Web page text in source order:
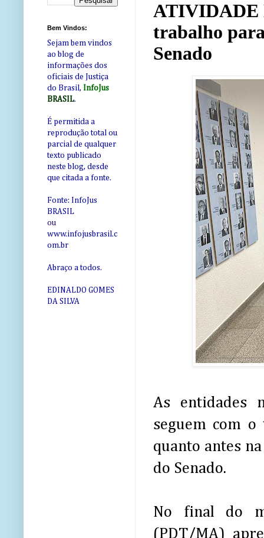
ATIVIDADE
trabalho
Senado
As entidades
seguem com
quanto antes
do Senado.
No final do
(PDT/MA)
Bem Vindos:
Sejam bem vindos
ao blog de
informações dos
oficiais de Justiça
do Brasil, InfoJus
BRASIL.
É permitida a
reprodução total ou
parcial de qualquer
texto publicado
neste blog, desde
que citada a fonte.
Fonte: InfoJus
BRASIL
ou
www.infojusbrasil.c
om.br
Abraço a todos.
EDINALDO GOMES
DA SILVA